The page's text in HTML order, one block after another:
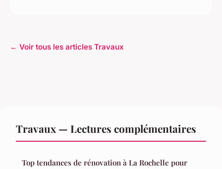
← Voir tous les articles Travaux
Travaux — Lectures complémentaires
Top tendances de rénovation à La Rochelle pour